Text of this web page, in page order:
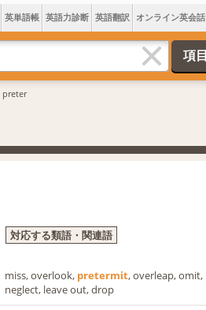
英単語帳 英語力診断 英語翻訳 オンライン英会話
対応する類語・関連語
miss, overlook, pretermit, overleap, omit,
neglect, leave out, drop